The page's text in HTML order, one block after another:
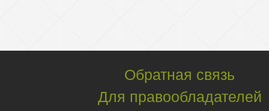
Обратная связь
Для правообладателей